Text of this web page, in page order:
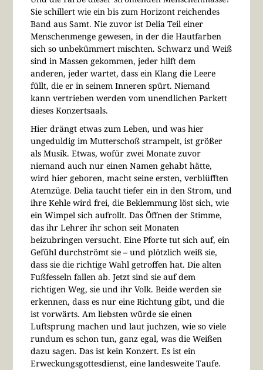
Sie schillert wie ein bis zum Horizont reichendes
Band aus Samt. Nie zuvor ist Delia Teil einer
Menschenmenge gewesen, in der die Hautfarben
sich so unbekümmert mischten. Schwarz und Weiß
sind in Massen gekommen, jeder hilft dem
anderen, jeder wartet, dass ein Klang die Leere
füllt, die er in seinem Inneren spürt. Niemand
kann vertrieben werden vom unendlichen Parkett
dieses Konzertsaals.
Hier drängt etwas zum Leben, und was hier
ungeduldig im Mutterschoß strampelt, ist größer
als Musik. Etwas, wofür zwei Monate zuvor
niemand auch nur einen Namen gehabt hätte,
wird hier geboren, macht seine ersten, verblüfften
Atemzüge. Delia taucht tiefer ein in den Strom, und
ihre Kehle wird frei, die Beklemmung löst sich, wie
ein Wimpel sich aufrollt. Das Öffnen der Stimme,
das ihr Lehrer ihr schon seit Monaten
beizubringen versucht. Eine Pforte tut sich auf, ein
Gefühl durchströmt sie – und plötzlich weiß sie,
dass sie die richtige Wahl getroffen hat. Die alten
Fußfesseln fallen ab. Jetzt sind sie auf dem
richtigen Weg, sie und ihr Volk. Beide werden sie
erkennen, dass es nur eine Richtung gibt, und die
ist vorwärts. Am liebsten würde sie einen
Luftsprung machen und laut juchzen, wie so viele
rundum es schon tun, ganz egal, was die Weißen
dazu sagen. Das ist kein Konzert. Es ist ein
Erweckungsgottesdienst, eine landesweite Taufe.